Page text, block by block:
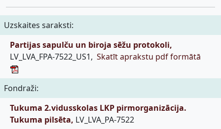
Uzskaites saraksti:
Partijas sapulču un biroja sēžu protokoli,
LV_LVA_FPA-7522_US1, Skatīt aprakstu pdf formātā
Fondraži:
Tukuma 2.vidusskolas LKP pirmorganizācija.
Tukuma pilsēta, LV_LVA_PA-7522